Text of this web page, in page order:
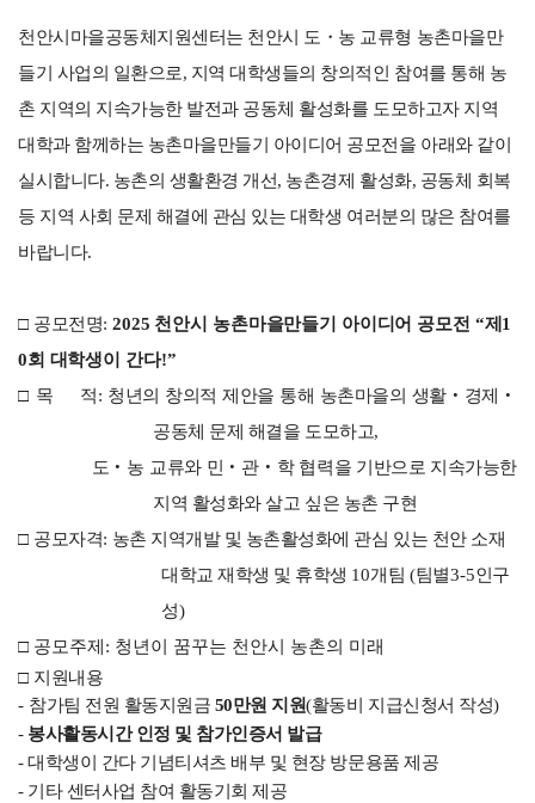
천안시마을공동체지원센터는 천안시 도・농 교류형 농촌마을만
들기 사업의 일환으로, 지역 대학생들의 창의적인 참여를 통해 농
촌 지역의 지속가능한 발전과 공동체 활성화를 도모하고자 지역
대학과 함께하는 농촌마을만들기 아이디어 공모전을 아래와 같이
실시합니다. 농촌의 생활환경 개선, 농촌경제 활성화, 공동체 회복
등 지역 사회 문제 해결에 관심 있는 대학생 여러분의 많은 참여를
바랍니다.
□ 공모전명:2025 천안시 농촌마을만들기 아이디어 공모전 “제 1
0회 대학생이 간다!”
□ 목 적: 청년의 창의적 제안을 통해 농촌마을의 생활‧ 경제
‧
공동체 문제 해결을 도모하고,
도 ‧ 농 교류와 민 ‧ 관‧ 학 협력을 기반으로 지속가능한
지역 활성화와 살고 싶은 농촌 구현
□ 공모자격: 농촌 지역개발 및 농촌활성화에 관심 있는 천안 소재
대학교 재학생 및 휴학생 10개팀 (팀별3-5인구
성)
□ 공모주제 : 청년이 꿈꾸는 천안시 농촌의 미래
□ 지원내용
- 참가팀 전원 활동지원금 50만원 지원(활동비 지급신청서 작성)
- 봉사활동시간 인정 및 참가인증서 발급
-대학생이 간다 기념티셔츠 배부 및 현장 방문용품 제공
- 기타 센터사업 참여 활동기회 제공